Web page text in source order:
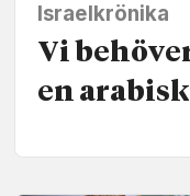
Israelkrönika
Vi
en